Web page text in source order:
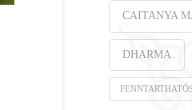
CAITANYA
DHARMA